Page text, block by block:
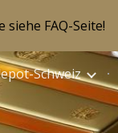
FAQ-Seite!
Schweiz